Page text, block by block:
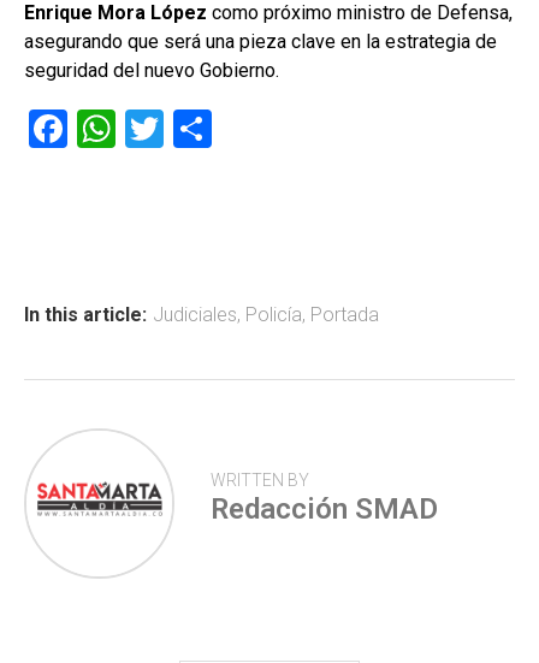
Enrique Mora López como próximo ministro de Defensa,
asegurando que será una pieza clave en la estrategia de
seguridad del nuevo Gobierno.
F
ok
W
p
T
tir
In this article: Judiciales, Policía, Portada
WRITTEN BY
Redacción SMAD